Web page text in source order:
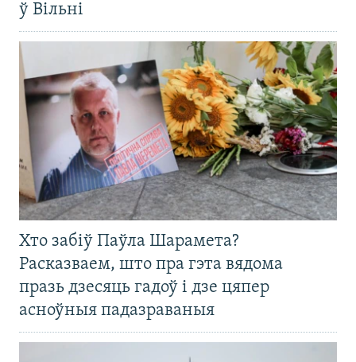
ў Вільні
Хто забіў Паўла Шарамета?
Расказваем, што пра гэта вядома
празь дзесяць гадоў і дзе цяпер
асноўныя падазраваныя